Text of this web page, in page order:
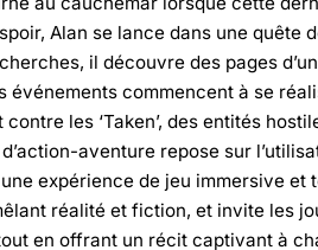
Alan se lance dans une quête
il découvre des pages
commencent à se
les ‘Taken’, des entités
aventure repose sur
expérience de jeu immersive et
réalité et fiction, et invite les
en offrant un récit captivant à